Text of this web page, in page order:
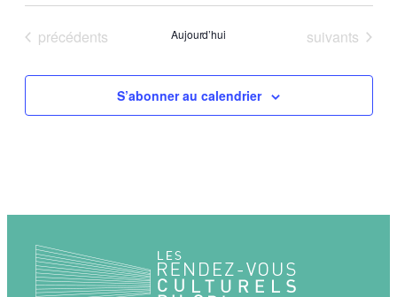
Évènements
précédents Aujourd’hui Évènements
suivants
S’abonner au calendrier